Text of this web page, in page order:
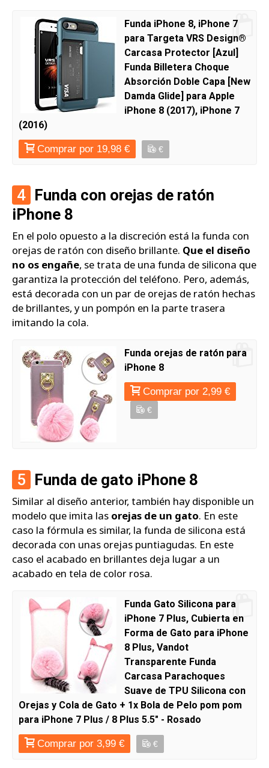
Funda iPhone 8, iPhone 7
para Targeta VRS Design®
Carcasa Protector [Azul]
Funda Billetera Choque
Absorción Doble Capa [New
Damda Glide] para Apple
iPhone 8 (2017), iPhone 7
(2016)
Comprar por 19,98 € €
4 Funda con orejas de ratón
iPhone 8
En el polo opuesto a la discreción está la funda con
orejas de ratón con diseño brillante. Que el diseño
no os engañe, se trata de una funda de silicona que
garantiza la protección del teléfono. Pero, además,
está decorada con un par de orejas de ratón hechas
de brillantes, y un pompón en la parte trasera
imitando la cola.
Funda orejas de ratón para
iPhone 8
Comprar por 2,99 €
€
5 Funda de gato iPhone 8
Similar al diseño anterior, también hay disponible un
modelo que imita las orejas de un gato. En este
caso la fórmula es similar, la funda de silicona está
decorada con unas orejas puntiagudas. En este
caso el acabado en brillantes deja lugar a un
acabado en tela de color rosa.
Funda Gato Silicona para
iPhone 7 Plus, Cubierta en
Forma de Gato para iPhone
8 Plus, Vandot
Transparente Funda
Carcasa Parachoques
Suave de TPU Silicona con
Orejas y Cola de Gato + 1x Bola de Pelo pom pom
para iPhone 7 Plus / 8 Plus 5.5" - Rosado
Comprar por 3,99 € €